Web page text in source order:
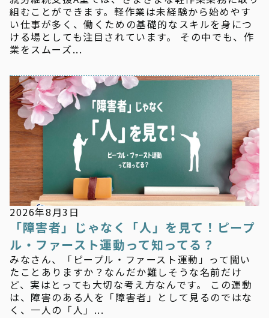
組むことができます。軽作業は未経験から始めやす
い仕事が多く、働くための基礎的なスキルを身につ
ける場としても注目されています。 その中でも、作
業をスムーズ...
新着情報
2026年8月3日
「障害者」じゃなく「人」を見て！ピープ
ル・ファースト運動って知ってる？
みなさん、「ピープル・ファースト運動」って聞い
たことありますか？なんだか難しそうな名前だけ
ど、実はとっても大切な考え方なんです。 この運動
は、障害のある人を「障害者」として見るのではな
く、一人の「人」...